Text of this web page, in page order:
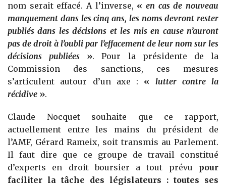
nom serait effacé. A l’inverse, «en cas de nouveau
manquement dans les cinq ans, les noms devront rester
publiés dans les décisions et les mis en cause n’auront
pas de droit à l’oubli par l’effacement de leur nom sur les
décisions publiées ». Pour la présidente de la
Commission des sanctions, ces mesures
s’articulent autour d’un axe : « lutter contre la
récidive ».
Claude Nocquet souhaite que ce rapport,
actuellement entre les mains du président de
l’AMF, Gérard Rameix, soit transmis au Parlement.
Il faut dire que ce groupe de travail constitué
d’experts en droit boursier a tout prévu pour
faciliter la tâche des législateurs : toutes ses